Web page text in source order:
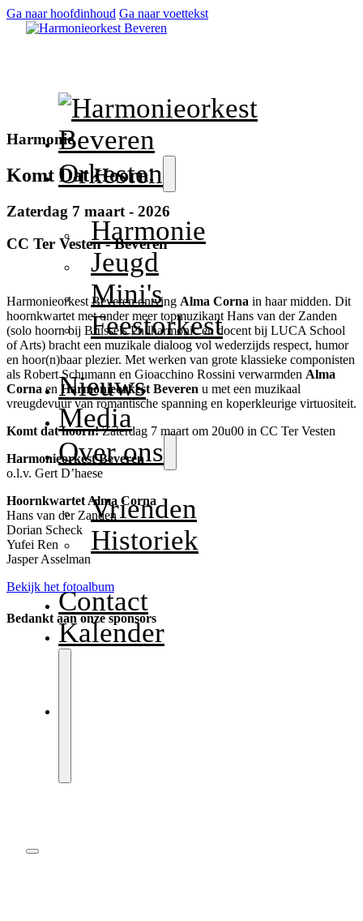
Ga naar hoofdinhoud Ga naar voettekst
Orkesten
Harmonie
Jeugd
Mini's
Feestorkest
Nieuws
Media
Over ons
Vrienden
Historiek
Contact
Kalender
Harmonie
Komt Dat Hoorn!
Zaterdag 7 maart - 2026
CC Ter Vesten - Beveren
Harmonieorkest Beveren ontving Alma Corna in haar midden. Dit
hoornkwartet met onder meer topmuzikant Hans van der Zanden
(solo hoorn bij Brussels Philharmonic en docent bij LUCA School
of Arts) bracht een muzikale dialoog vol wederzijds respect, humor
en hoor(n)baar plezier. Met werken van grote klassieke componisten
als Robert Schumann en Gioacchino Rossini verwarmden Alma
Corna en Harmonieorkest Beveren u met een muzikaal
vreugdevuur van romantische spanning en koperkleurige virtuositeit.
Komt dat hoorn!Zaterdag 7 maart om 20u00 in CC Ter Vesten
Harmonieorkest Beveren
o.l.v. Gert D’haese
Hoornkwartet Alma Corna
Hans van der Zanden
Dorian Scheck
Yufei Ren
Jasper Asselman
Bekijk het fotoalbum
Bedankt aan onze sponsors